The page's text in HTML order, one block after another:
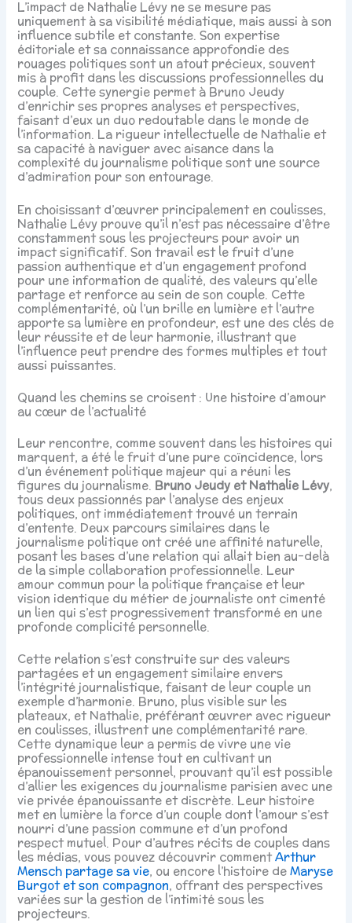
L’impact de Nathalie Lévy ne se mesure pas
uniquement à sa visibilité médiatique, mais aussi à son
influence subtile et constante. Son expertise
éditoriale et sa connaissance approfondie des
rouages politiques sont un atout précieux, souvent
mis à profit dans les discussions professionnelles du
couple. Cette synergie permet à Bruno Jeudy
d’enrichir ses propres analyses et perspectives,
faisant d’eux un duo redoutable dans le monde de
l’information. La rigueur intellectuelle de Nathalie et
sa capacité à naviguer avec aisance dans la
complexité du journalisme politique sont une source
d’admiration pour son entourage.
En choisissant d’œuvrer principalement en coulisses,
Nathalie Lévy prouve qu’il n’est pas nécessaire d’être
constamment sous les projecteurs pour avoir un
impact significatif. Son travail est le fruit d’une
passion authentique et d’un engagement profond
pour une information de qualité, des valeurs qu’elle
partage et renforce au sein de son couple. Cette
complémentarité, où l’un brille en lumière et l’autre
apporte sa lumière en profondeur, est une des clés de
leur réussite et de leur harmonie, illustrant que
l’influence peut prendre des formes multiples et tout
aussi puissantes.
Quand les chemins se croisent : Une histoire d’amour
au cœur de l’actualité
Leur rencontre, comme souvent dans les histoires qui
marquent, a été le fruit d’une pure coïncidence, lors
d’un événement politique majeur qui a réuni les
figures du journalisme. Bruno Jeudy et Nathalie Lévy,
tous deux passionnés par l’analyse des enjeux
politiques, ont immédiatement trouvé un terrain
d’entente. Deux parcours similaires dans le
journalisme politique ont créé une affinité naturelle,
posant les bases d’une relation qui allait bien au-delà
de la simple collaboration professionnelle. Leur
amour commun pour la politique française et leur
vision identique du métier de journaliste ont cimenté
un lien qui s’est progressivement transformé en une
profonde complicité personnelle.
Cette relation s’est construite sur des valeurs
partagées et un engagement similaire envers
l’intégrité journalistique, faisant de leur couple un
exemple d’harmonie. Bruno, plus visible sur les
plateaux, et Nathalie, préférant œuvrer avec rigueur
en coulisses, illustrent une complémentarité rare.
Cette dynamique leur a permis de vivre une vie
professionnelle intense tout en cultivant un
épanouissement personnel, prouvant qu’il est possible
d’allier les exigences du journalisme parisien avec une
vie privée épanouissante et discrète. Leur histoire
met en lumière la force d’un couple dont l’amour s’est
nourri d’une passion commune et d’un profond
respect mutuel. Pour d’autres récits de couples dans
les médias, vous pouvez découvrir commentArthur
Mensch partage sa vie, ou encore l’histoire deMaryse
Burgot et son compagnon, offrant des perspectives
variées sur la gestion de l’intimité sous les
projecteurs.